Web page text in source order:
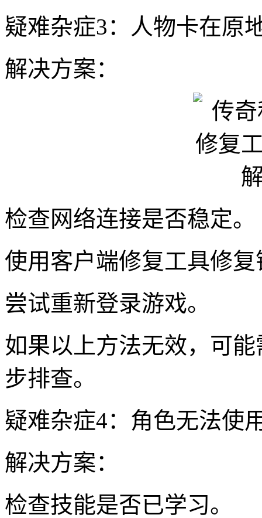
疑难杂症3：人物卡在原
解决方案：
检查网络连接是否稳定。
使用客户端修复工具修
尝试重新登录游戏。
如果以上方法无效，可
步排查。
疑难杂症4：角色无法使
解决方案：
检查技能是否已学习。